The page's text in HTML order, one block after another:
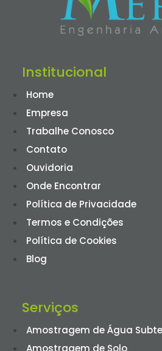
Institucional
Home
Empresa
Trabalhe Conosco
Contato
Ouvidoria
Onde Encontrar
Política de Privacidade
Termos e Condições
Política de Cookies
Blog
Serviços
Amostragem de Água
Amostragem de Solo